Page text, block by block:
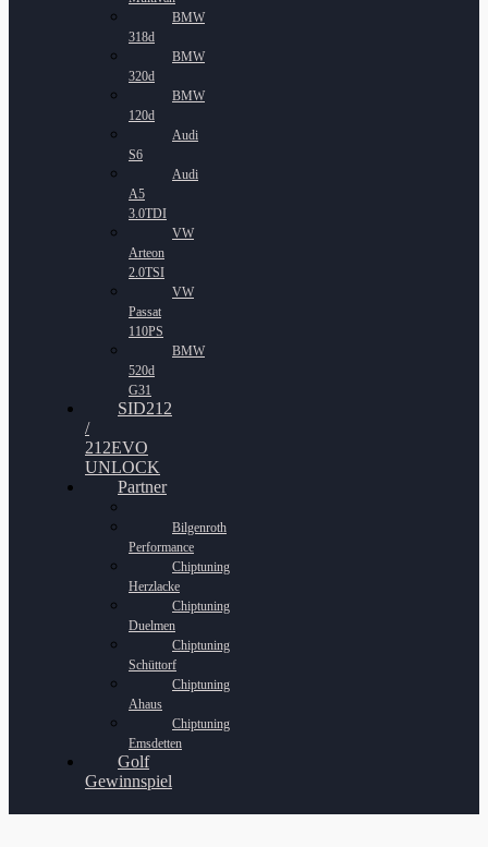
BMW
318d
BMW
320d
BMW
120d
Audi
S6
Audi
A5
3.0TDI
VW
Arteon
2.0TSI
VW
Passat
110PS
BMW
520d
G31
SID212
/
212EVO
UNLOCK
Partner
Bilgenroth
Performance
Chiptuning
Herzlacke
Chiptuning
Duelmen
Chiptuning
Schüttorf
Chiptuning
Ahaus
Chiptuning
Emsdetten
Golf
Gewinnspiel